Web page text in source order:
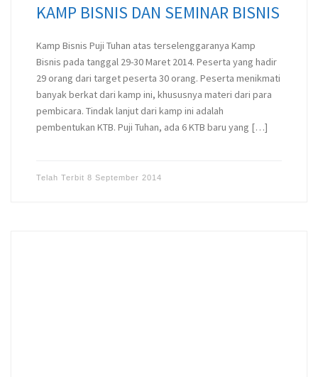
KAMP BISNIS DAN SEMINAR BISNIS
Kamp Bisnis Puji Tuhan atas terselenggaranya Kamp
Bisnis pada tanggal 29-30 Maret 2014. Peserta yang hadir
29 orang dari target peserta 30 orang. Peserta menikmati
banyak berkat dari kamp ini, khususnya materi dari para
pembicara. Tindak lanjut dari kamp ini adalah
pembentukan KTB. Puji Tuhan, ada 6 KTB baru yang […]
Telah Terbit 8 September 2014